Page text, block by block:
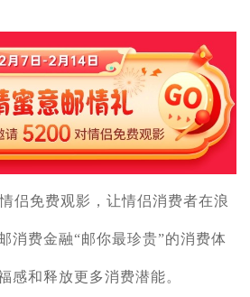
侣免费观影，让情侣消费者在浪
消费金融“邮你最珍贵”的消费体
感和释放更多消费潜能。